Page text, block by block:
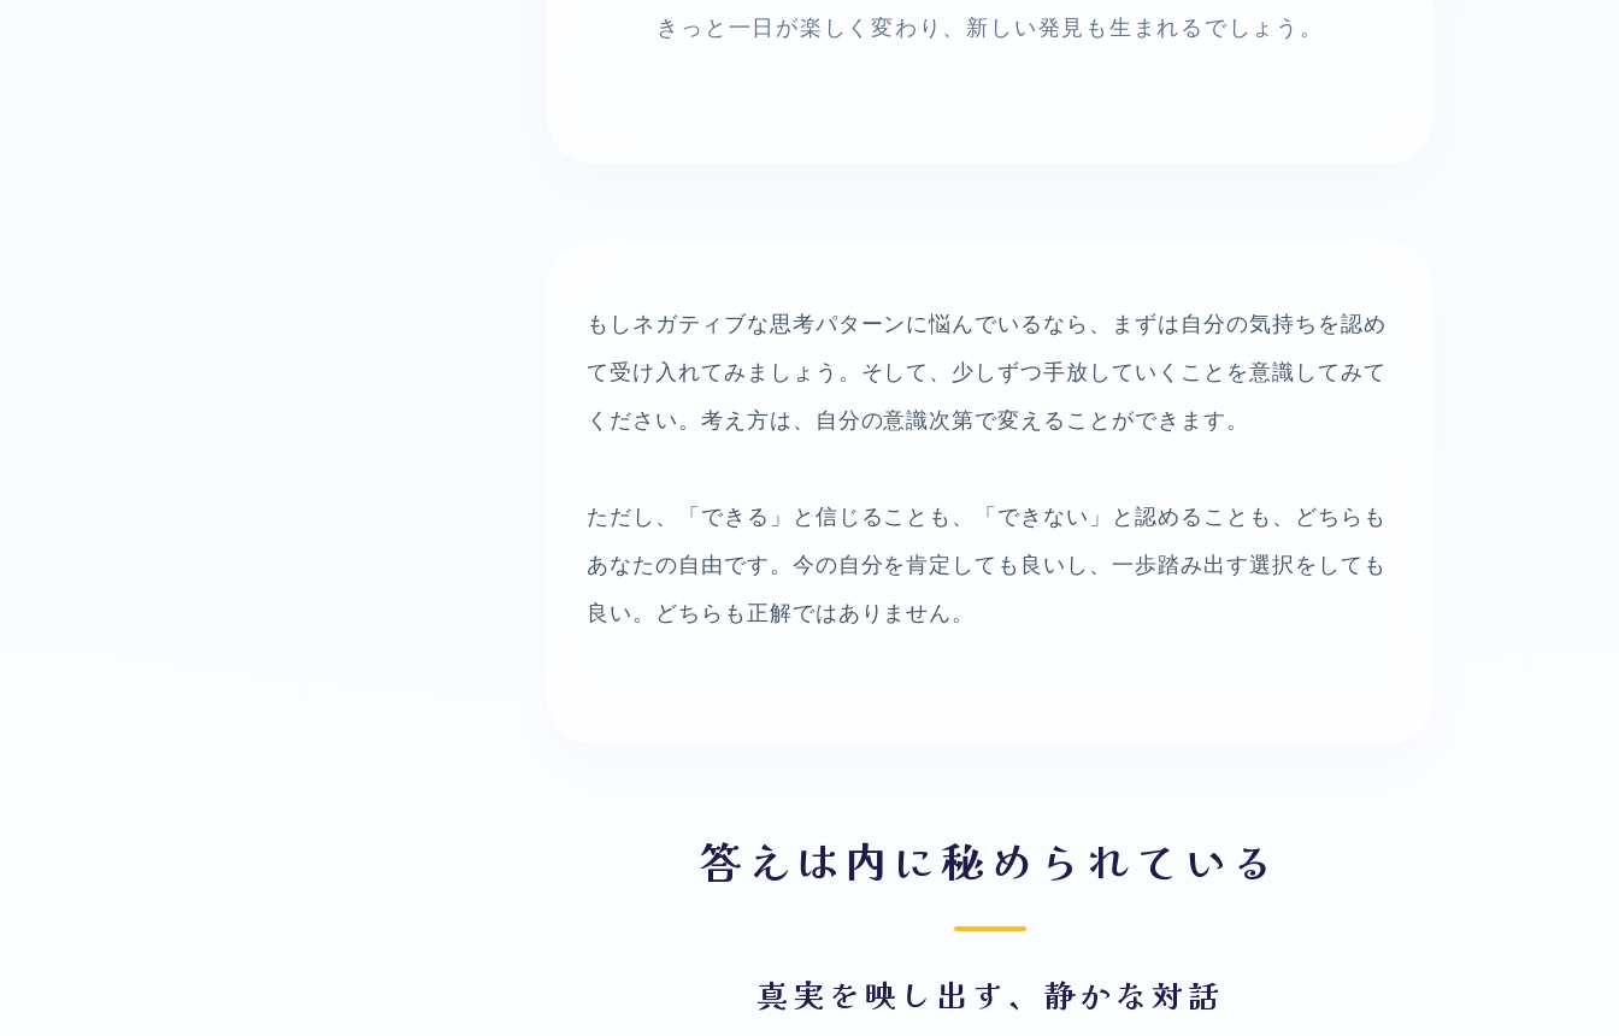
きっと一日が楽しく変わり、新しい発見も生まれるでしょう。
もしネガティブな思考パターンに悩んでいるなら、まずは自分の気持ちを認め
て受け入れてみましょう。そして、少しずつ手放していくことを意識してみて
ください。考え方は、自分の意識次第で変えることができます。
ただし、「できる」と信じることも、「できない」と認めることも、どちらも
あなたの自由です。今の自分を肯定しても良いし、一歩踏み出す選択をしても
良い。どちらも正解ではありません。
答えは内に秘められている
真実を映し出す、静かな対話